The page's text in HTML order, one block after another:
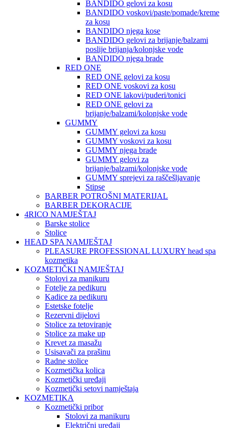
BANDIDO gelovi za kosu
BANDIDO voskovi/paste/pomade/kreme
za kosu
BANDIDO njega kose
BANDIDO gelovi za brijanje/balzami
poslije brijanja/kolonjske vode
BANDIDO njega brade
RED ONE
RED ONE gelovi za kosu
RED ONE voskovi za kosu
RED ONE lakovi/puderi/tonici
RED ONE gelovi za
brijanje/balzami/kolonjske vode
GUMMY
GUMMY gelovi za kosu
GUMMY voskovi za kosu
GUMMY njega brade
GUMMY gelovi za
brijanje/balzami/kolonjske vode
GUMMY sprejevi za raščešljavanje
Stipse
BARBER POTROŠNI MATERIJAL
BARBER DEKORACIJE
4RICO NAMJEŠTAJ
Barske stolice
Stolice
HEAD SPA NAMJEŠTAJ
PLEASURE PROFESSIONAL LUXURY head spa
kozmetika
KOZMETIČKI NAMJEŠTAJ
Stolovi za manikuru
Fotelje za pedikuru
Kadice za pedikuru
Estetske fotelje
Rezervni dijelovi
Stolice za tetoviranje
Stolice za make up
Krevet za masažu
Usisavači za prašinu
Radne stolice
Kozmetička kolica
Kozmetički uređaji
Kozmetički setovi namještaja
KOZMETIKA
Kozmetički pribor
Stolovi za manikuru
Električni uređaji